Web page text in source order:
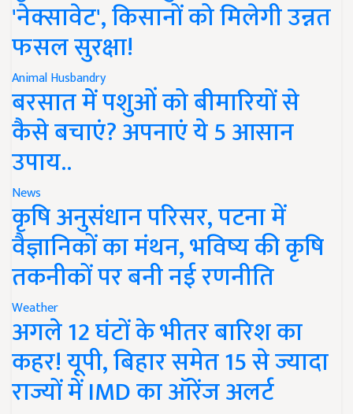
'नेक्सावेट', किसानों को मिलेगी उन्नत
फसल सुरक्षा!
Animal Husbandry
बरसात में पशुओं को बीमारियों से
कैसे बचाएं? अपनाएं ये 5 आसान
उपाय..
News
कृषि अनुसंधान परिसर, पटना में
वैज्ञानिकों का मंथन, भविष्य की कृषि
तकनीकों पर बनी नई रणनीति
Weather
अगले 12 घंटों के भीतर बारिश का
कहर! यूपी, बिहार समेत 15 से ज्यादा
राज्यों में IMD का ऑरेंज अलर्ट